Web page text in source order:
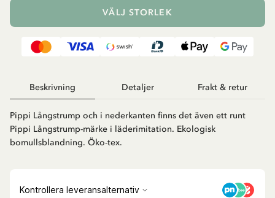
VÄLJ STORLEK
Beskrivning Detaljer Frakt & retur
Pippi Långstrump och i nederkanten finns det även ett runt
Pippi Långstrump-märke i läderimitation. Ekologisk
bomullsblandning. Öko-tex.